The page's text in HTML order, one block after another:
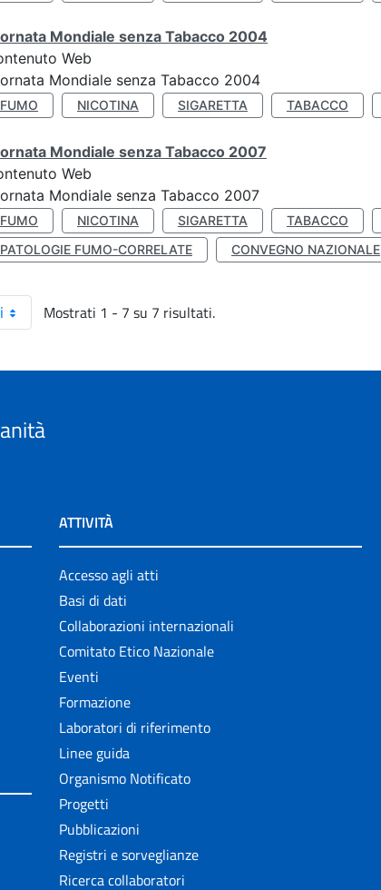
Mondiale senza Tabacco 2004
Web
Mondiale senza Tabacco 2004
FUMO NICOTINA SIGARETTA TABACCO
Mondiale senza Tabacco 2007
Web
Mondiale senza Tabacco 2007
FUMO NICOTINA SIGARETTA TABACCO
PATOLOGIE FUMO-CORRELATE
CONVEGNO NAZIONALE
Mostrati 1 - 7 su 7 risultati.
ATTIVITÀ
Accesso agli atti
Basi di dati
Collaborazioni internazionali
Comitato Etico Nazionale
Eventi
Formazione
Laboratori di riferimento
Linee guida
Organismo Notificato
Progetti
Pubblicazioni
Registri e sorveglianze
Ricerca collaboratori